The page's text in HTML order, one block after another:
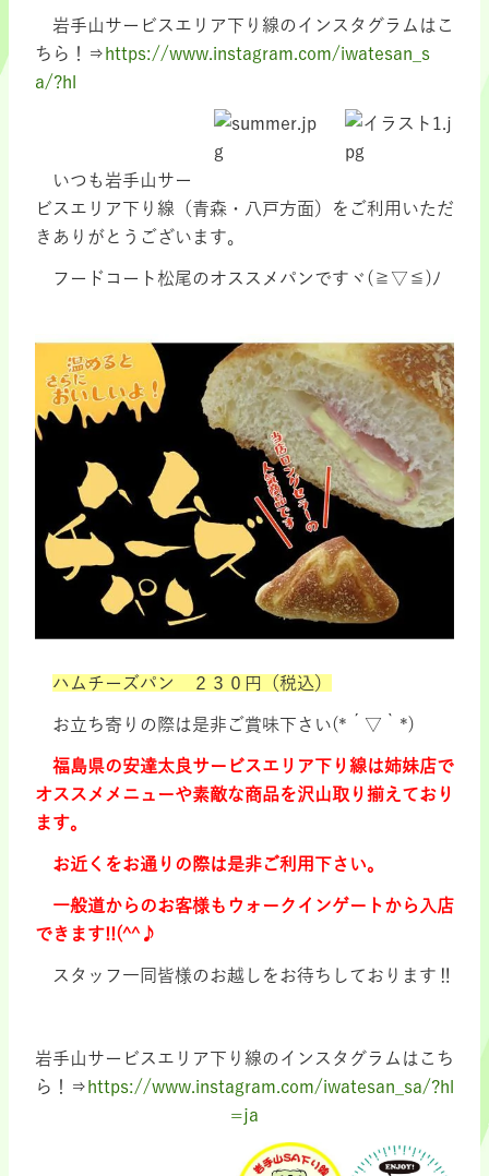
岩手山サービスエリア下り線のインスタグラムはこ
ちら！⇒ https://www.instagram.com/iwatesan_s
a/?hl
いつも岩手山サー
ビスエリア下り線（青森・八戸方面）をご利用いただ
きありがとうございます。
フードコート松尾のオススメパンですヾ(≧▽≦)ﾉ
ハムチーズパン ２３０円（税込）
お立ち寄りの際は是非ご賞味下さい(*´▽｀*)
福島県の安達太良サービスエリア下り線は姉妹店で
オススメメニューや素敵な商品を沢山取り揃えており
ます。
お近くをお通りの際は是非ご利用下さい。
一般道からのお客様もウォークインゲートから入店
できます!!(^^♪
スタッフ一同皆様のお越しをお待ちしております‼
岩手山サービスエリア下り線のインスタグラムはこち
ら！⇒ https://www.instagram.com/iwatesan_sa/?hl
=ja